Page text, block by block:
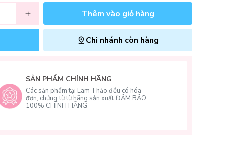
Thêm vào giỏ hàng
Chi nhánh còn hàng
SẢN PHẨM CHÍNH HÃNG
Các sản phẩm tại Lam Thảo đều có hóa
đơn, chứng từ từ hãng sản xuất ĐẢM BẢO
100% CHÍNH HÃNG